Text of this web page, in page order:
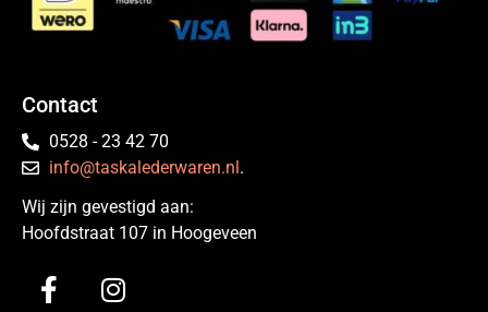
Contact
0528 - 23 42 70
info@taskalederwaren.nl.
Wij zijn gevestigd aan:
Hoofdstraat 107 in Hoogeveen